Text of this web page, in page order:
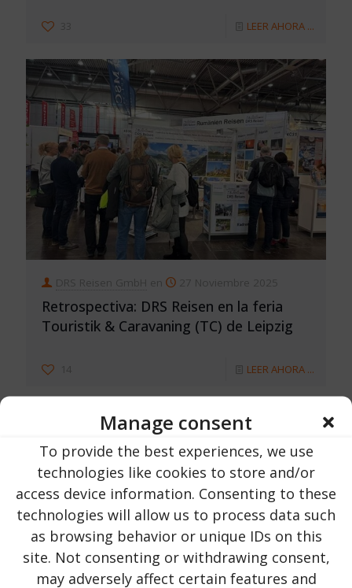
Manage consent
To provide the best experiences, we use
technologies like cookies to store and/or
access device information. Consenting to these
technologies will allow us to process data such
as browsing behavior or unique IDs on this
site. Not consenting or withdrawing consent,
may adversely affect certain features and
33 LEER AHORA ...
DRS Reisen GmbH en 27 Noviembre 2025
Retrospectiva: DRS Reisen en la feria
Touristik & Caravaning (TC) de Leipzig
14 LEER AHORA ...